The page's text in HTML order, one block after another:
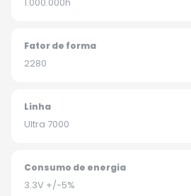
Fator de forma
2280
Linha
Ultra 7000
Consumo de energia
3.3V +/-5%